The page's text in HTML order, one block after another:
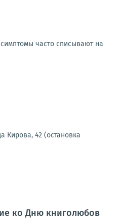
часто списывают на
Кирова, 42 (остановка
ко Дню книголюбов